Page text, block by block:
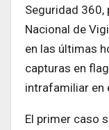
Seguridad 360,
Nacional de
en las últimas
capturas en
intrafamiliar en
El primer caso